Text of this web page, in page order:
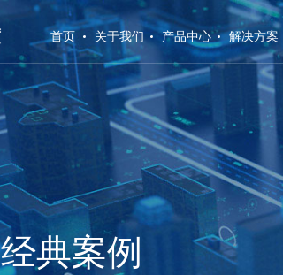
首页
(current)
关于我们
产品中心 解决方案
经典案例